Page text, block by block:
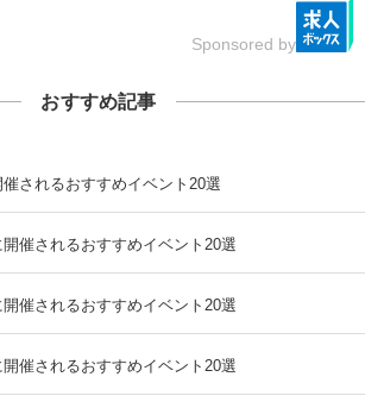
Sponsored by
おすすめ記事
されるおすすめイベント20選
催されるおすすめイベント20選
催されるおすすめイベント20選
催されるおすすめイベント20選